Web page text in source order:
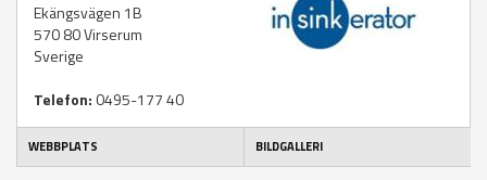
Ekängsvägen 1B
570 80Virserum
Sverige
Telefon: 0495-177 40
WEBBPLATS BILDGALLERI